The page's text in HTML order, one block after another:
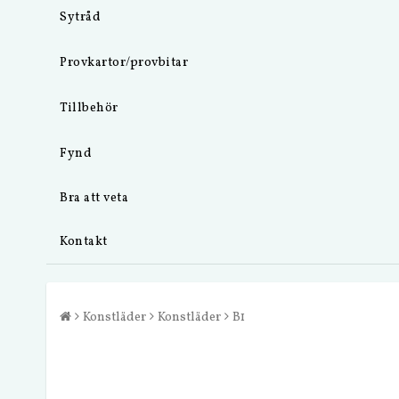
Sytråd
Provkartor/provbitar
Tillbehör
Fynd
Bra att veta
Kontakt
Konstläder Konstläder B1